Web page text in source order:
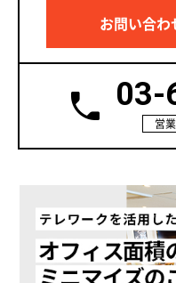
お問い合わ
03-
営